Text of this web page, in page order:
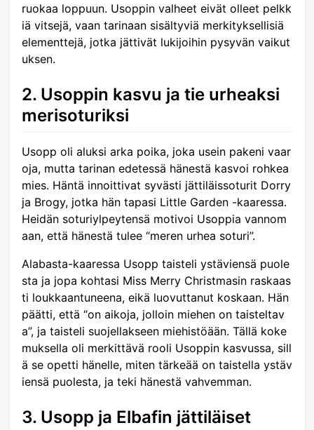
ruokaa loppuun. Usoppin valheet eivät olleet pelkk
iä vitsejä, vaan tarinaan sisältyviä merkityksellisiä
elementtejä, jotka jättivät lukijoihin pysyvän vaikut
uksen.
2. Usoppin kasvu ja tie urheaksi
merisoturiksi
Usopp oli aluksi arka poika, joka usein pakeni vaar
oja, mutta tarinan edetessä hänestä kasvoi rohkea
mies. Häntä innoittivat syvästi jättiläissoturit Dorry
ja Brogy, jotka hän tapasi Little Garden -kaaressa.
Heidän soturiylpeytensä motivoi Usoppia vannom
aan, että hänestä tulee “meren urhea soturi”.
Alabasta-kaaressa Usopp taisteli ystäviensä puole
sta ja jopa kohtasi Miss Merry Christmasin raskaas
ti loukkaantuneena, eikä luovuttanut koskaan. Hän
päätti, että “on aikoja, jolloin miehen on taisteltav
a”, ja taisteli suojellakseen miehistöään. Tällä koke
muksella oli merkittävä rooli Usoppin kasvussa, sill
ä se opetti hänelle, miten tärkeää on taistella ystäv
iensä puolesta, ja teki hänestä vahvemman.
3. Usopp ja Elbafin jättiläiset